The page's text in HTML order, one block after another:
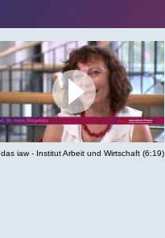
das iaw - Institut Arbeit und Wirtschaft (6:19)